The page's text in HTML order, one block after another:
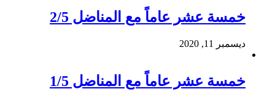
خمسة عشر عاماً مع المناضل 2/5
ديسمبر 11, 2020
خمسة عشر عاماً مع المناضل 1/5